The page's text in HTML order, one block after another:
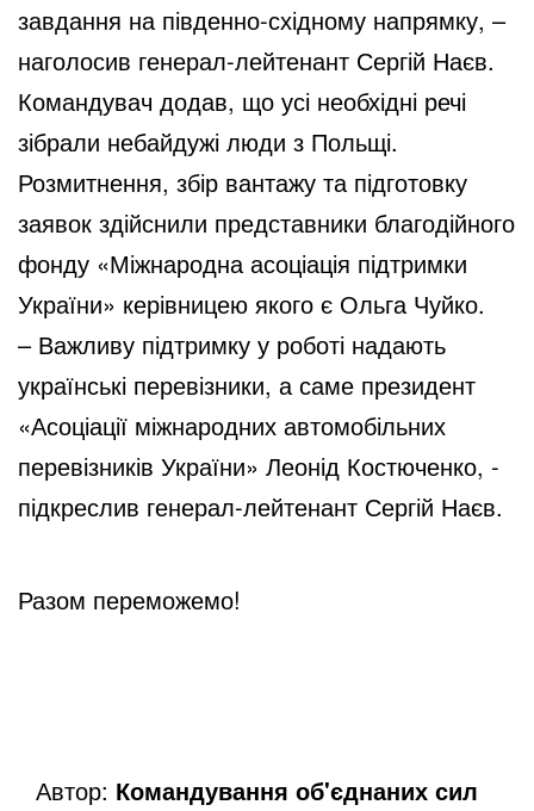
завдання на південно-східному напрямку, –
наголосив генерал-лейтенант Сергій Наєв.
Командувач додав, що усі необхідні речі
зібрали небайдужі люди з Польщі.
Розмитнення, збір вантажу та підготовку
заявок здійснили представники благодійного
фонду «Міжнародна асоціація підтримки
України» керівницею якого є Ольга Чуйко.
– Важливу підтримку у роботі надають
українські перевізники, а саме президент
«Асоціації міжнародних автомобільних
перевізників України» Леонід Костюченко, -
підкреслив генерал-лейтенант Сергій Наєв.
Разом переможемо!
Автор: Командування об'єднаних сил